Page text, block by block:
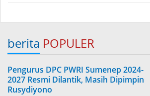
berita POPULER
Pengurus DPC PWRI Sumenep 2024-
2027 Resmi Dilantik, Masih Dipimpin
Rusydiyono